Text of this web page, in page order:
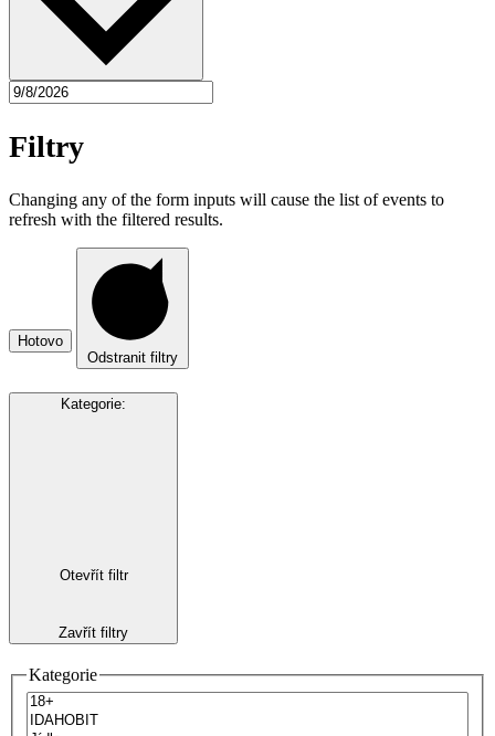
Filtry
Changing any of the form inputs will cause the list of events to
refresh with the filtered results.
Hotovo
Odstranit filtry
Kategorie:
Otevřít filtr
Zavřít filtry
Kategorie